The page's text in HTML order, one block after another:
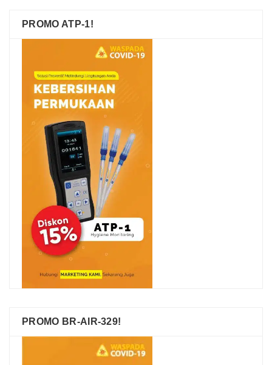
PROMO ATP-1!
PROMO BR-AIR-329!